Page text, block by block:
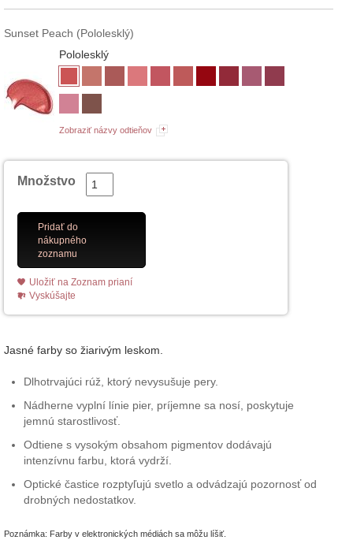
Sunset Peach (Pololesklý)
Pololesklý
Zobraziť názvy odtieňov
Množstvo
Pridať do
nákupného
zoznamu
Uložiť na Zoznam prianí
Vyskúšajte
Jasné farby so žiarivým leskom.
Dlhotrvajúci rúž, ktorý nevysušuje pery.
Nádherne vyplní línie pier, príjemne sa nosí, poskytuje
jemnú starostlivosť.
Odtiene s vysokým obsahom pigmentov dodávajú
intenzívnu farbu, ktorá vydrží.
Optické častice rozptyľujú svetlo a odvádzajú pozornosť od
drobných nedostatkov.
Poznámka: Farby v elektronických médiách sa môžu líšiť.